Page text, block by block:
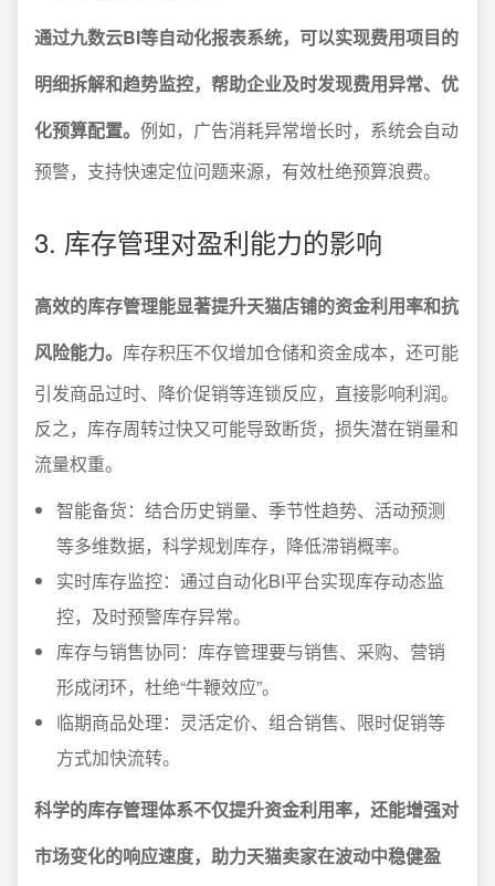
通过九数云BI等自动化报表系统，可以实现费用项目的
明细拆解和趋势监控，帮助企业及时发现费用异常、优
化预算配置。 例如，广告消耗异常增长时，系统会自动
预警，支持快速定位问题来源，有效杜绝预算浪费。
3. 库存管理对盈利能力的影响
高效的库存管理能显著提升天猫店铺的资金利用率和抗
风险能力。 库存积压不仅增加仓储和资金成本，还可能
引发商品过时、降价促销等连锁反应，直接影响利润。
反之，库存周转过快又可能导致断货，损失潜在销量和
流量权重。
智能备货：结合历史销量、季节性趋势、活动预测
等多维数据，科学规划库存，降低滞销概率。
实时库存监控：通过自动化BI平台实现库存动态监
控，及时预警库存异常。
库存与销售协同：库存管理要与销售、采购、营销
形成闭环，杜绝“牛鞭效应”。
临期商品处理：灵活定价、组合销售、限时促销等
方式加快流转。
科学的库存管理体系不仅提升资金利用率，还能增强对
市场变化的响应速度，助力天猫卖家在波动中稳健盈